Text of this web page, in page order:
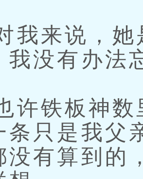
来说，她
我没有办法
铁板神数
条只是我父
没有算到的